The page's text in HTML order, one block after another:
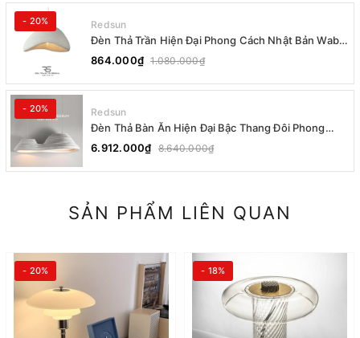
- 20% Redsun
Đèn Thả Trần Hiện Đại Phong Cách Nhật Bản Wabi-
sabi CDT-T036 Dáng A
864.000₫ 1.080.000₫
- 20% Redsun
Đèn Thả Bàn Ăn Hiện Đại Bậc Thang Đôi Phong
Cách Nhật Bản Wabi-sabi DC-T078A
6.912.000₫ 8.640.000₫
SẢN PHẨM LIÊN QUAN
- 20% - 18%